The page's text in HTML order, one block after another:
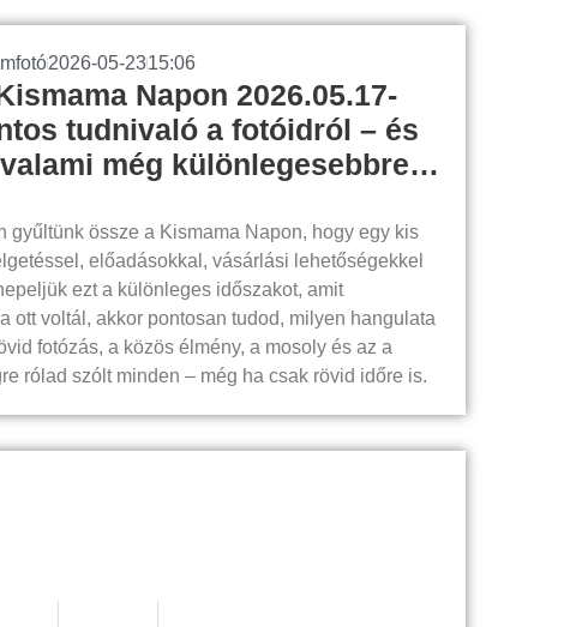
2026-05-2315:06
Napon 2026.05.17-
tudnivaló a fotóidról – és
még különlegesebbre…
gyűltünk össze a Kismama Napon, hogy egy kis
előadásokkal, vásárlási lehetőségekkel
ezt a különleges időszakot, amit
ott voltál, akkor pontosan tudod, milyen hangulata
fotózás, a közös élmény, a mosoly és az a
rólad szólt minden – még ha csak rövid időre is.